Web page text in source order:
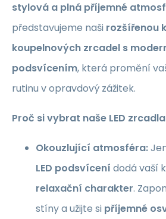
stylová a plná příjemné
představujeme naši rozšířenou
koupelnových zrcadel s
podsvícením, která promění
rutinu v opravdový zážitek.
Proč si vybrat naše LED
Okouzlující atmosféra:
LED podsvícení dodá vaší
relaxační charakter.
stíny a užijte si příjemné